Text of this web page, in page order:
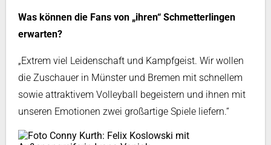
Was können die Fans von „ihren“ Schmetterlingen
erwarten?
„Extrem viel Leidenschaft und Kampfgeist. Wir wollen
die Zuschauer in Münster und Bremen mit schnellem
sowie attraktivem Volleyball begeistern und ihnen mit
unseren Emotionen zwei großartige Spiele liefern.“